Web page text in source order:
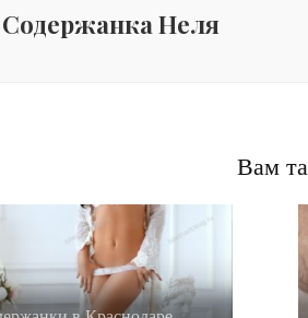
Содержанка Неля
Вам